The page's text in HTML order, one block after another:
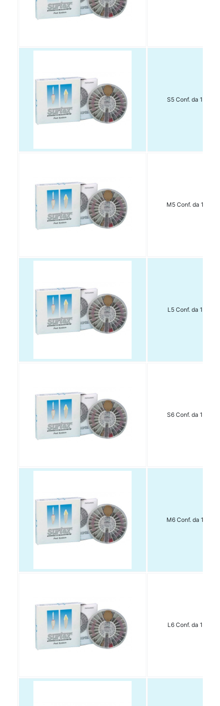
S5 Conf. da 15 pz
M5 Conf. da 15 pz
L5 Conf. da 15 pz
S6 Conf. da 15 pz
M6 Conf. da 15 pz
L6 Conf. da 15 pz